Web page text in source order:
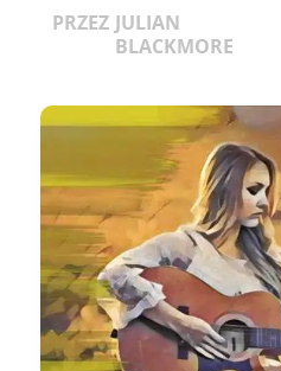
PRZEZ JULIAN
BLACKMORE